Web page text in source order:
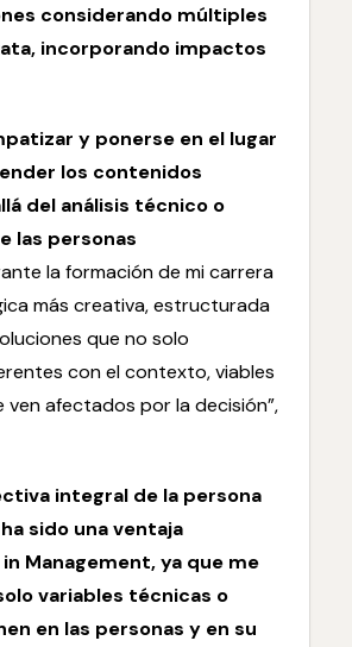
considerando múltiples
incorporando impactos
y ponerse en el lugar
los contenidos
del análisis técnico o
las personas
la formación de mi carrera
más creativa, estructurada
que no solo
con el contexto, viables
afectados por la decisión”,
integral de la persona
sido una ventaja
Management, ya que me
variables técnicas o
en las personas y en su